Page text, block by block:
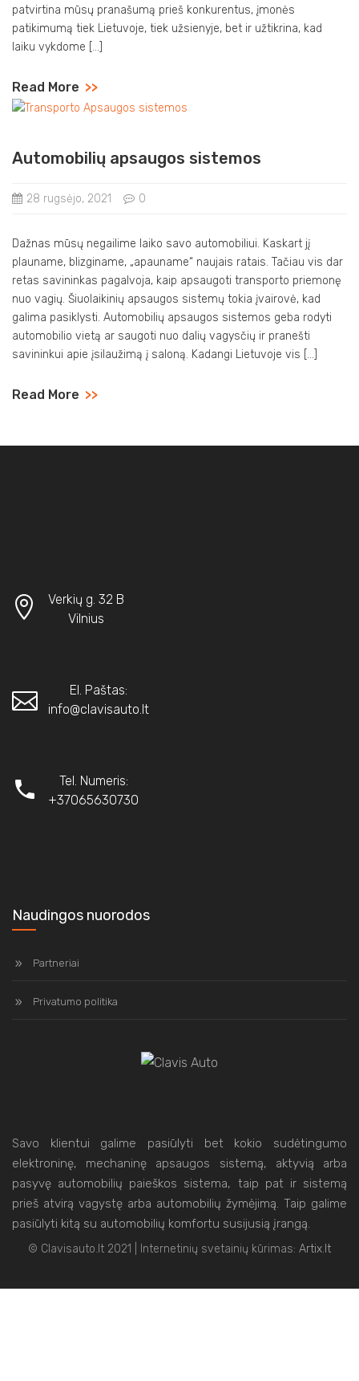
patvirtina mūsų pranašumą prieš konkurentus, įmonės
patikimumą tiek Lietuvoje, tiek užsienyje, bet ir užtikrina, kad
laiku vykdome […]
Read More >>
Automobilių apsaugos sistemos
28 rugsėjo, 2021 0
Dažnas mūsų negailime laiko savo automobiliui. Kaskart jį
plauname, blizginame, „apauname“ naujais ratais. Tačiau vis dar
retas savininkas pagalvoja, kaip apsaugoti transporto priemonę
nuo vagių. Šiuolaikinių apsaugos sistemų tokia įvairovė, kad
galima pasiklysti. Automobilių apsaugos sistemos geba rodyti
automobilio vietą ar saugoti nuo dalių vagysčių ir pranešti
savininkui apie įsilaužimą į saloną. Kadangi Lietuvoje vis […]
Read More >>
Verkių g. 32 B
Vilnius
El. Paštas:
info@clavisauto.lt
Tel. Numeris:
+37065630730
Naudingos nuorodos
Partneriai
Privatumo politika
Savo klientui galime pasiūlyti bet kokio sudėtingumo
elektroninę, mechaninę apsaugos sistemą, aktyvią arba
pasyvę automobilių paieškos sistema, taip pat ir sistemą
prieš atvirą vagystę arba automobilių žymėjimą. Taip galime
pasiūlyti kitą su automobilių komfortu susijusią įrangą.
© Clavisauto.lt 2021 | Internetinių svetainių kūrimas: Artix.lt